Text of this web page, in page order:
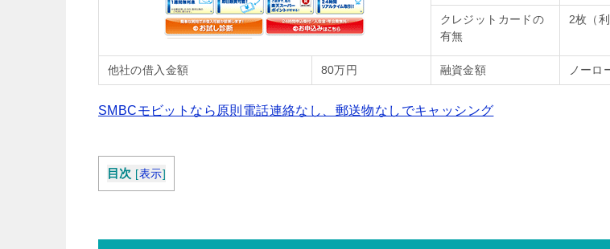
クレジットカードの
有無
2枚（
他社の借入金額 80万円 融資金額 ノーロ
SMBCモビットなら原則電話連絡なし、郵送物なしでキャッシング
目次 [表示]